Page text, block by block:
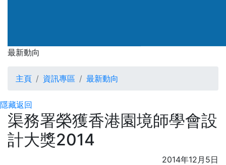
最新動向
最新動向
主頁 資訊專區 最新動向
隱藏返回
渠務署榮獲香港園境師學會設
計大獎2014
2014年12月5日